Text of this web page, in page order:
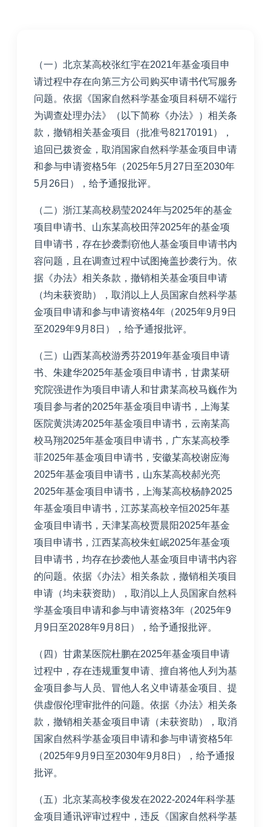
（一）北京某高校张红宇在2021年基金项目申
请过程中存在向第三方公司购买申请书代写服务
问题。依据《国家自然科学基金项目科研不端行
为调查处理办法》（以下简称《办法》）相关条
款，撤销相关基金项目（批准号82170191），
追回已拨资金，取消国家自然科学基金项目申请
和参与申请资格5年（2025年5月27日至2030年
5月26日），给予通报批评。
（二）浙江某高校易莹2024年与2025年的基金
项目申请书、山东某高校田萍2025年的基金项
目申请书，存在抄袭剽窃他人基金项目申请书内
容问题，且在调查过程中试图掩盖抄袭行为。依
据《办法》相关条款，撤销相关基金项目申请
（均未获资助），取消以上人员国家自然科学基
金项目申请和参与申请资格4年（2025年9月9日
至2029年9月8日），给予通报批评。
（三）山西某高校游秀芬2019年基金项目申请
书、朱建华2025年基金项目申请书，甘肃某研
究院强进作为项目申请人和甘肃某高校马巍作为
项目参与者的2025年基金项目申请书，上海某
医院黄洪涛2025年基金项目申请书，云南某高
校马翔2025年基金项目申请书，广东某高校季
菲2025年基金项目申请书，安徽某高校谢应海
2025年基金项目申请书，山东某高校郝光亮
2025年基金项目申请书，上海某高校杨静2025
年基金项目申请书，江苏某高校辛恒2025年基
金项目申请书，天津某高校贾晨阳2025年基金
项目申请书，江西某高校朱虹岷2025年基金项
目申请书，均存在抄袭他人基金项目申请书内容
的问题。依据《办法》相关条款，撤销相关项目
申请（均未获资助），取消以上人员国家自然科
学基金项目申请和参与申请资格3年（2025年9
月9日至2028年9月8日），给予通报批评。
（四）甘肃某医院杜鹏在2025年基金项目申请
过程中，存在违规重复申请、擅自将他人列为基
金项目参与人员、冒他人名义申请基金项目、提
供虚假伦理审批件的问题。依据《办法》相关条
款，撤销相关基金项目申请（未获资助），取消
国家自然科学基金项目申请和参与申请资格5年
（2025年9月9日至2030年9月8日），给予通报
批评。
（五）北京某高校李俊发在2022-2024年科学基
金项目通讯评审过程中，违反《国家自然科学基